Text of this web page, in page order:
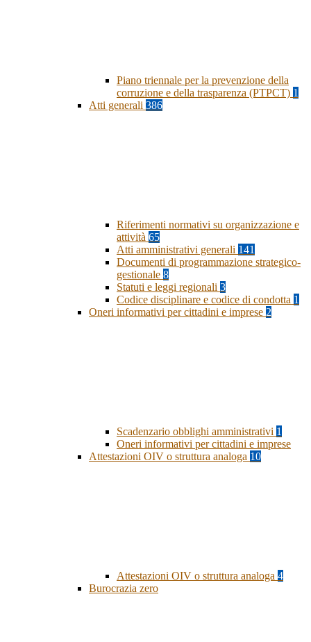
Piano triennale per la prevenzione della
corruzione e della trasparenza (PTPCT) 1
Atti generali 386
Riferimenti normativi su organizzazione e
attività 65
Atti amministrativi generali 141
Documenti di programmazione strategico-
gestionale 8
Statuti e leggi regionali 3
Codice disciplinare e codice di condotta 1
Oneri informativi per cittadini e imprese 2
Scadenzario obblighi amministrativi 1
Oneri informativi per cittadini e imprese
Attestazioni OIV o struttura analoga 10
Attestazioni OIV o struttura analoga 4
Burocrazia zero